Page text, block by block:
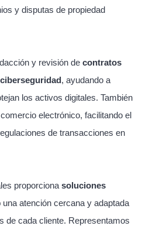
y disputas de propiedad
y revisión de contratos
, ayudando a
los activos digitales. También
electrónico, facilitando el
de transacciones en
proporciona soluciones
una atención cercana y adaptada
de cada cliente. Representamos